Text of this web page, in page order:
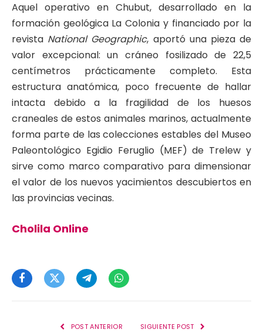
Aquel operativo en Chubut, desarrollado en la
formación geológica La Colonia y financiado por la
revista National Geographic, aportó una pieza de
valor excepcional: un cráneo fosilizado de 22,5
centímetros prácticamente completo. Esta
estructura anatómica, poco frecuente de hallar
intacta debido a la fragilidad de los huesos
craneales de estos animales marinos, actualmente
forma parte de las colecciones estables del Museo
Paleontológico Egidio Feruglio (MEF) de Trelew y
sirve como marco comparativo para dimensionar
el valor de los nuevos yacimientos descubiertos en
las provincias vecinas.
Cholila Online
FacebookTwitterTelegramWhatsApp
POST ANTERIOR SIGUIENTE POST